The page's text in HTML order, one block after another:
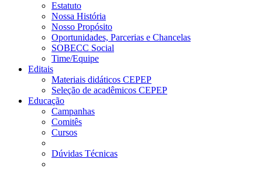
Estatuto
Nossa História
Nosso Propósito
Oportunidades, Parcerias e Chancelas
SOBECC Social
Time/Equipe
Editais
Materiais didáticos CEPEP
Seleção de acadêmicos CEPEP
Educação
Campanhas
Comitês
Cursos
Dúvidas Técnicas